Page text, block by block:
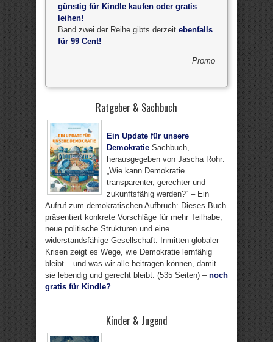
günstig für Kindle kaufen oder gratis
leihen!
Band zwei der Reihe gibts derzeit ebenfalls
für 99 Cent!
Promo
Ratgeber & Sachbuch
Ein Update für unsere
Demokratie Sachbuch,
herausgegeben von Jascha Rohr:
„Wie kann Demokratie
transparenter, gerechter und
zukunftsfähig werden?“ – Ein
Aufruf zum demokratischen Aufbruch: Dieses Buch
präsentiert konkrete Vorschläge für mehr Teilhabe,
neue politische Strukturen und eine
widerstandsfähige Gesellschaft. Inmitten globaler
Krisen zeigt es Wege, wie Demokratie lernfähig
bleibt – und was wir alle beitragen können, damit
sie lebendig und gerecht bleibt. (535 Seiten) – noch
gratis für Kindle?
Kinder & Jugend